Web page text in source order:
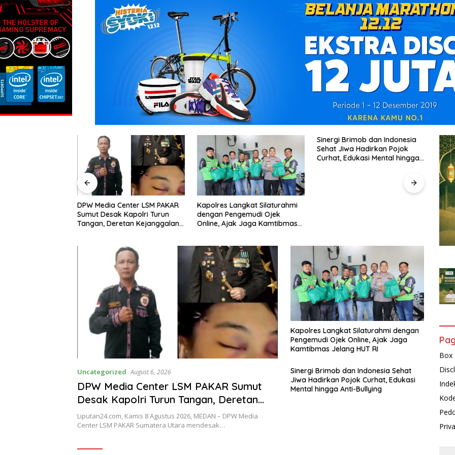
Kapolres Langkat Silaturahmi
dengan Pengemudi Ojek
Online, Ajak Jaga Kamtibmas
Sinergi Brimob dan Indonesia
Sehat Jiwa Hadirkan Pojok
Curhat, Edukasi Mental hingga
Anti-Bullying
Uncategorized August 6, 2026
DPW Media Center LSM PAKAR Sumut
Desak Kapolri Turun Tangan, Deretan
Kejanggalan Kematian Ibu Bhayangkari
Winda Lorenza Gowasa Dinilai Harus
Liputan24.com, Kamis 8 Agustus 2026, MEDAN – DPW Media
Center LSM PAKAR Sumatera Utara mendesak…
Kapolres Langkat Silaturahmi dengan
Pengemudi Ojek Online, Ajak Jaga
Kamtibmas Jelang HUT RI
Sinergi Brimob dan Indonesia Sehat
Jiwa Hadirkan Pojok Curhat, Edukasi
Mental hingga Anti-Bullying
Box